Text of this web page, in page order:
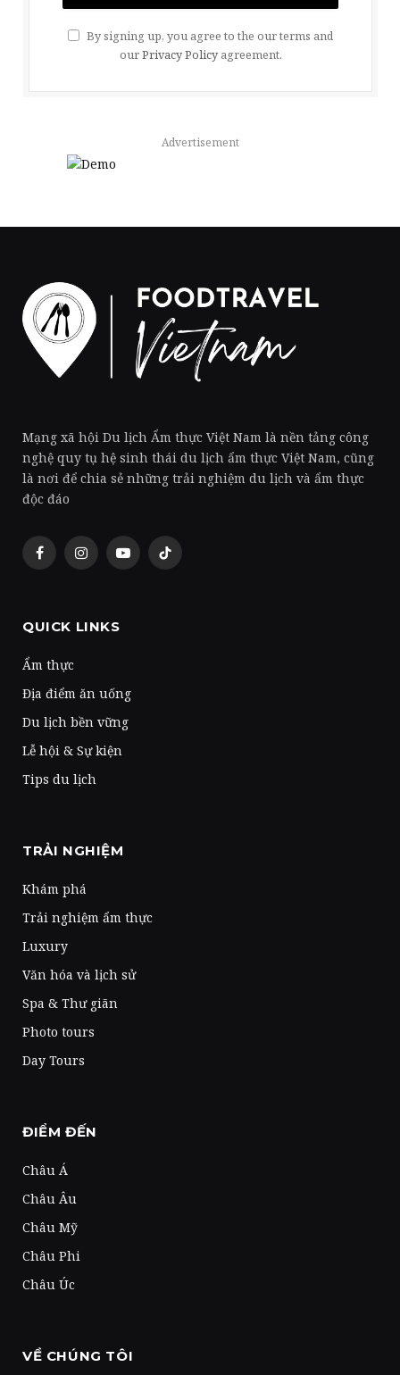
By signing up, you agree to the our terms and
ourPrivacy Policyagreement.
Advertisement
Mạng xã hội Du lịch Ẩm thực Việt Nam là nền tảng công
nghệ quy tụ hệ sinh thái du lịch ẩm thực Việt Nam, cũng
là nơi để chia sẻ những trải nghiệm du lịch và ẩm thực
độc đáo
FacebookInstagramYouTubeTikTok
QUICK LINKS
Ẩm thực
Địa điểm ăn uống
Du lịch bền vững
Lễ hội & Sự kiện
Tips du lịch
TRẢI NGHIỆM
Khám phá
Trải nghiệm ẩm thực
Luxury
Văn hóa và lịch sử
Spa & Thư giãn
Photo tours
Day Tours
ĐIỂM ĐẾN
Châu Á
Châu Âu
Châu Mỹ
Châu Phi
Châu Úc
VỀ CHÚNG TÔI